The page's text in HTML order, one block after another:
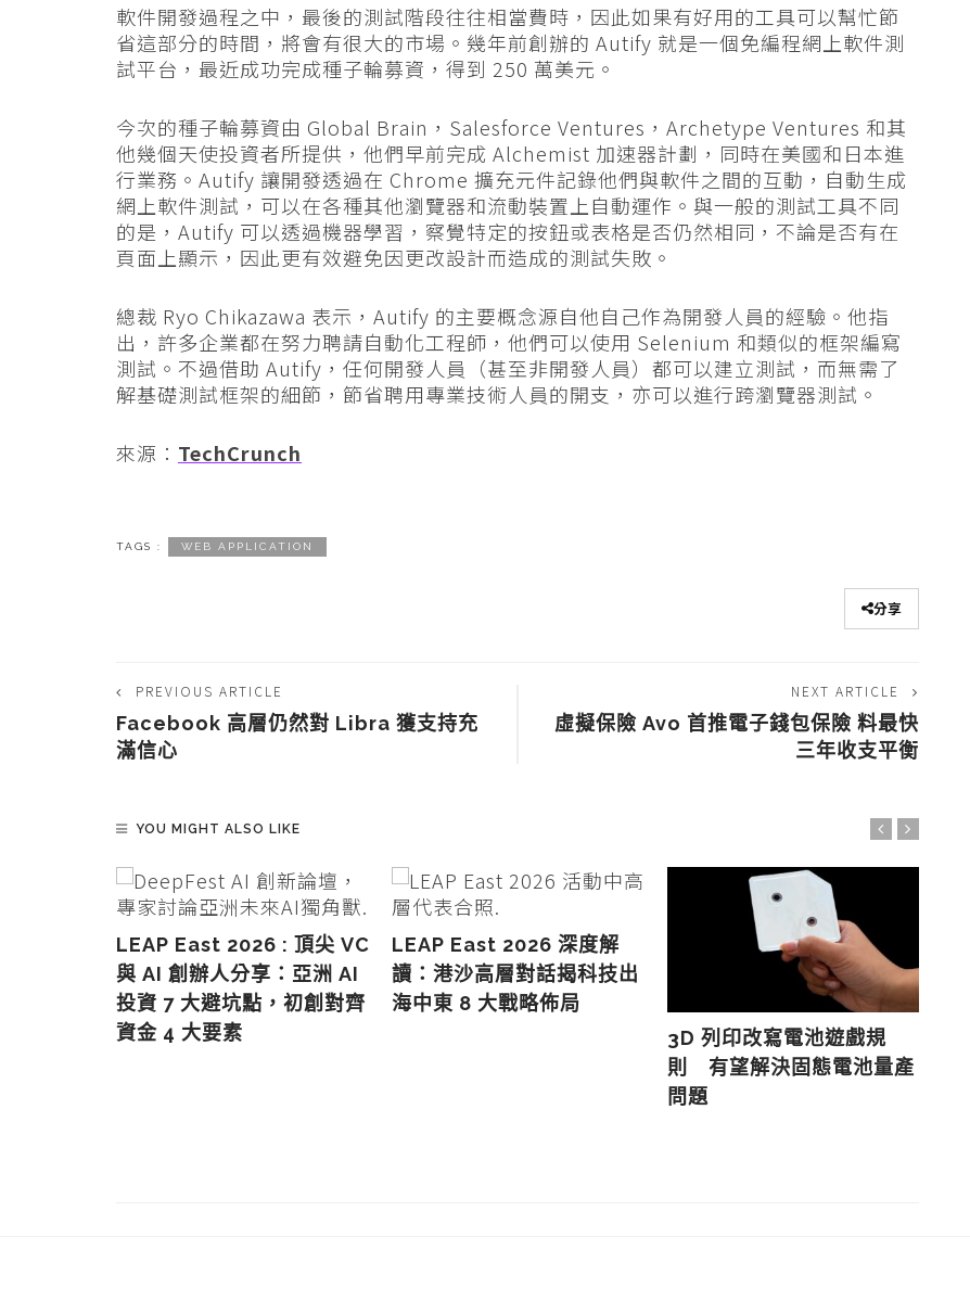
軟件開發過程之中，最後的測試階段往往相當費時，因此如果有好用的工具可以幫忙節
省這部分的時間，將會有很大的市場。幾年前創辦的 Autify 就是一個免編程網上軟件測
試平台，最近成功完成種子輪募資，得到 250 萬美元。
今次的種子輪募資由 Global Brain，Salesforce Ventures，Archetype Ventures 和其
他幾個天使投資者所提供，他們早前完成 Alchemist 加速器計劃，同時在美國和日本進
行業務。Autify 讓開發透過在 Chrome 擴充元件記錄他們與軟件之間的互動，自動生成
網上軟件測試，可以在各種其他瀏覽器和流動裝置上自動運作。與一般的測試工具不同
的是，Autify 可以透過機器學習，察覺特定的按鈕或表格是否仍然相同，不論是否有在
頁面上顯示，因此更有效避免因更改設計而造成的測試失敗。
總裁 Ryo Chikazawa 表示，Autify 的主要概念源自他自己作為開發人員的經驗。他指
出，許多企業都在努力聘請自動化工程師，他們可以使用 Selenium 和類似的框架編寫
測試。不過借助 Autify，任何開發人員（甚至非開發人員）都可以建立測試，而無需了
解基礎測試框架的細節，節省聘用專業技術人員的開支，亦可以進行跨瀏覽器測試。
來源： TechCrunch
TAGS : WEB APPLICATION
分享
PREVIOUS ARTICLE
Facebook 高層仍然對 Libra 獲支持充
滿信心
NEXT ARTICLE
虛擬保險 Avo 首推電子錢包保險 料最快
三年收支平衡
YOU MIGHT ALSO LIKE
LEAP East 2026 : 頂尖 VC
與 AI 創辦人分享：亞洲 AI
投資 7 大避坑點，初創對齊
資金 4 大要素
LEAP East 2026 深度解
讀：港沙高層對話揭科技出
海中東 8 大戰略佈局
3D 列印改寫電池遊戲規
則 有望解決固態電池量產
問題